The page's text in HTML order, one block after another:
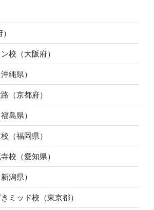
校（大阪府）
縄県）
（京都府）
島県）
（福岡県）
校（愛知県）
潟県）
ミッド校（東京都）